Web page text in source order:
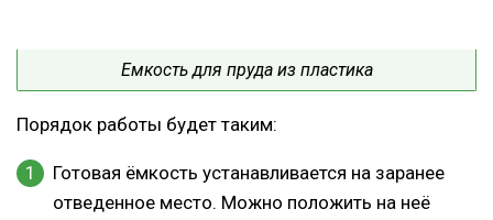
Емкость для пруда из пластика
Порядок работы будет таким:
Готовая ёмкость устанавливается на заранее
отведенное место. Можно положить на неё